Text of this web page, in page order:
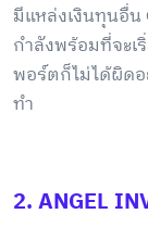
มีแหล่งเงินทุนอื่
กำลังพร้อมที่จะ
พอร์ตก็ไม่ได้ผิดอ
ทำ
2. ANGEL